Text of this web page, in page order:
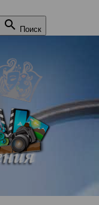
 Поиск